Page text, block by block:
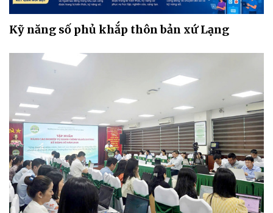
Kỹ năng số phủ khắp thôn bản xứ Lạng